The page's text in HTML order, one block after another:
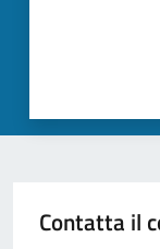
Contatta il